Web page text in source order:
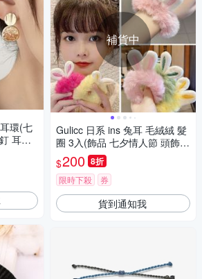
環(七
耳環
補貨中
Gulicc 日系 ins 兔耳 毛絨絨 髮
圈 3入(飾品 七夕情人節 頭飾
髮帶 髮箍 生日禮物 主題穿搭
約會 )
$200 8折
限時下殺 券
貨到通知我